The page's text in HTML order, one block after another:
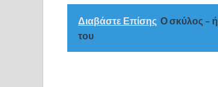
Διαβάστε Επίσης Ο σκύλος –
του